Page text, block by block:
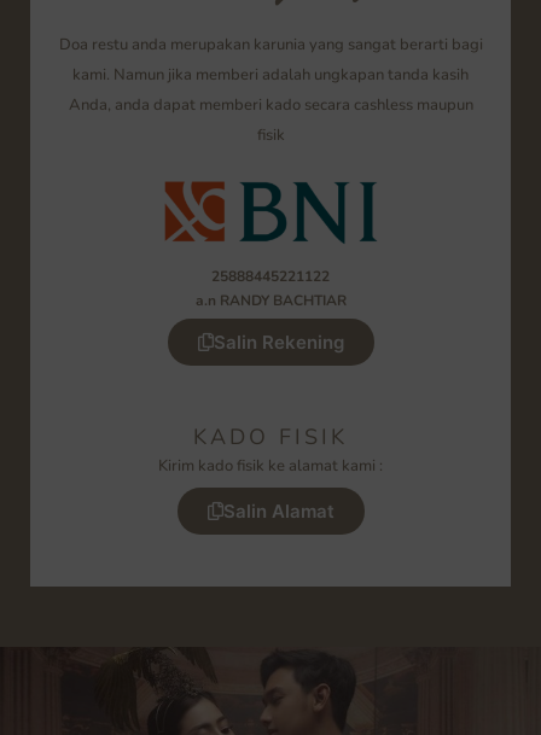
Doa restu anda merupakan karunia yang sangat berarti bagi
kami. Namun jika memberi adalah ungkapan tanda kasih
Anda, anda dapat memberi kado secara cashless maupun
fisik
25888445221122
a.n RANDY BACHTIAR
Salin Rekening
KADO FISIK
Kirim kado fisik ke alamat kami :
Salin Alamat